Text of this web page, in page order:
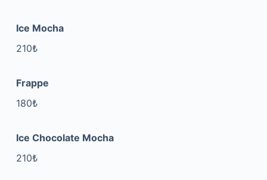
Ice Mocha
210₺
Frappe
180₺
Ice Chocolate Mocha
210₺